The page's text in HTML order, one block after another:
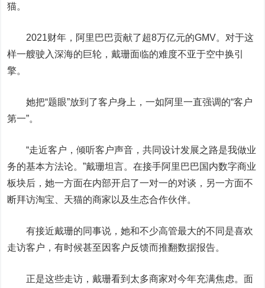
猫。
2021财年，阿里巴巴贡献了超8万亿元的GMV。对于这
样一艘驶入深海的巨轮，戴珊面临的难度不亚于空中换引
擎。
她把“题眼”放到了客户身上，一如阿里一直强调的“客户
第一”。
“走近客户，倾听客户声音，共同设计发展之路是我做业
务的基本方法论。”戴珊坦言。在接手阿里巴巴国内数字商业
板块后，她一方面在内部开启了一对一的对谈，另一方面不
断拜访淘宝、天猫的商家以及生态合作伙伴。
有接近戴珊的同事说，她和不少高管最大的不同是喜欢
走访客户，有时候甚至因客户反馈而推翻数据报告。
正是这些走访，戴珊看到太多商家对今年充满焦虑。面